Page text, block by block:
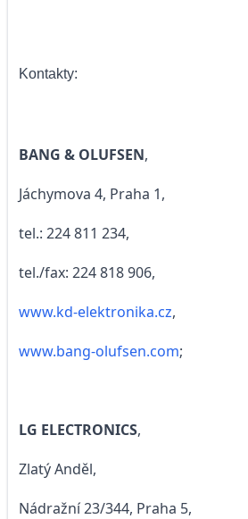
Kontakty:
BANG & OLUFSEN,
Jáchymova 4, Praha 1,
tel.: 224 811 234,
tel./fax: 224 818 906,
www.kd-elektronika.cz,
www.bang-olufsen.com;
LG ELECTRONICS,
Zlatý Anděl,
Nádražní 23/344, Praha 5,